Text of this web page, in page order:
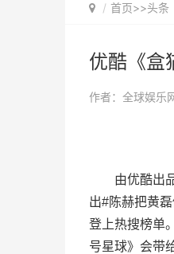
首页>>头条
优酷《盒
作者：全球娱乐
由优酷出
出#陈赫把黄
登上热搜榜单
号星球》会带